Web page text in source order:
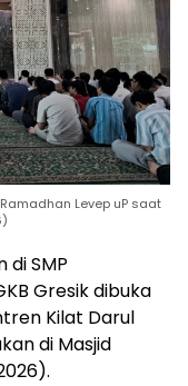
Levep uP saat
di SMP
Gresik dibuka
Kilat Darul
di Masjid